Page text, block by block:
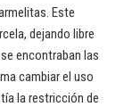
Este
dejando libre
encontraban las
cambiar el uso
la restricción de